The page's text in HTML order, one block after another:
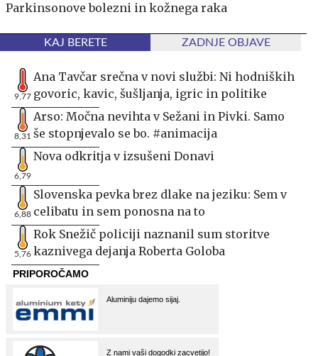
Parkinsonove bolezni in kožnega raka
KAJ BERETE ZADNJE OBJAVE
9,77
Ana Tavčar srečna v novi službi: Ni hodniških
govoric, kavic, šušljanja, igric in politike
8,31
Arso: Močna nevihta v Sežani in Pivki. Samo
še stopnjevalo se bo. #animacija
6,79
Nova odkritja v izsušeni Donavi
6,88
Slovenska pevka brez dlake na jeziku: Sem v
celibatu in sem ponosna na to
5,76
Rok Snežič policiji naznanil sum storitve
kaznivega dejanja Roberta Goloba